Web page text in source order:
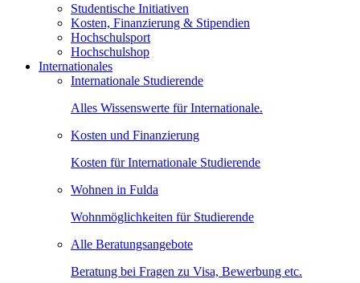
Studentische Initiativen
Kosten, Finanzierung & Stipendien
Hochschulsport
Hochschulshop
Internationales
Internationale Studierende
Alles Wissenswerte für Internationale.
Kosten und Finanzierung
Kosten für Internationale Studierende
Wohnen in Fulda
Wohnmöglichkeiten für Studierende
Alle Beratungsangebote
Beratung bei Fragen zu Visa, Bewerbung etc.